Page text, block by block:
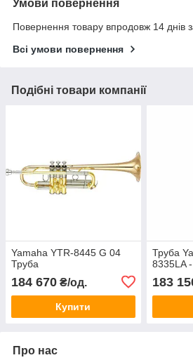
Умови повернення
Повернення товару впродовж 14 днів
Всі умови повернення
Подібні товари компанії
Yamaha YTR-8445 G 04
Труба
184 670 ₴/од.
Купити
Труба
8335LA -
183
Про нас